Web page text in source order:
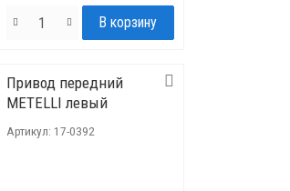
Привод передний
METELLI левый
Артикул: 17-0392